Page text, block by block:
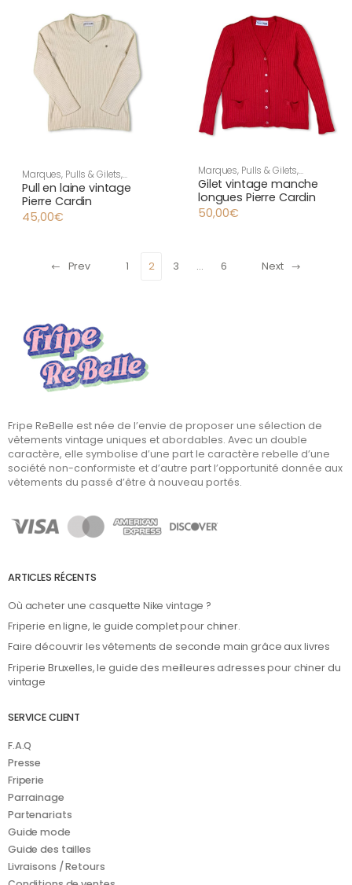
Marques, Pulls & Gilets,
Vêtement vintage femme
Vintage
Pull en laine vintage
Pierre Cardin
45,00€
Marques, Pulls & Gilets,
Vêtement vintage femme,
Vintage
Gilet vintage manche
longues Pierre Cardin
50,00€
Prev 1 2 3 … 6 Next
Fripe ReBelle est née de l’envie de proposer une sélection de
vêtements vintage uniques et abordables. Avec un double
caractère, elle symbolise d’une part le caractère rebelle d’une
société non-conformiste et d’autre part l’opportunité donnée aux
vêtements du passé d’être à nouveau portés.
ARTICLES RÉCENTS
Où acheter une casquette Nike vintage ?
Friperie en ligne, le guide complet pour chiner.
Faire découvrir les vêtements de seconde main grâce aux livres
Friperie Bruxelles, le guide des meilleures adresses pour chiner du
vintage
SERVICE CLIENT
F.A.Q
Presse
Friperie
Parrainage
Partenariats
Guide mode
Guide des tailles
Livraisons / Retours